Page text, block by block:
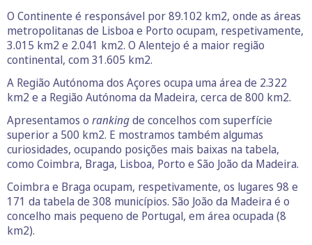
O Continente é responsável por 89.102 km2, onde as áreas
metropolitanas de Lisboa e Porto ocupam, respetivamente,
3.015 km2 e 2.041 km2. O Alentejo é a maior região
continental, com 31.605 km2.
A Região Autónoma dos Açores ocupa uma área de 2.322
km2 e a Região Autónoma da Madeira, cerca de 800 km2.
Apresentamos o rankingde concelhos com superfície
superior a 500 km2. E mostramos também algumas
curiosidades, ocupando posições mais baixas na tabela,
como Coimbra, Braga, Lisboa, Porto e São João da Madeira.
Coimbra e Braga ocupam, respetivamente, os lugares 98 e
171 da tabela de 308 municípios. São João da Madeira é o
concelho mais pequeno de Portugal, em área ocupada (8
km2).